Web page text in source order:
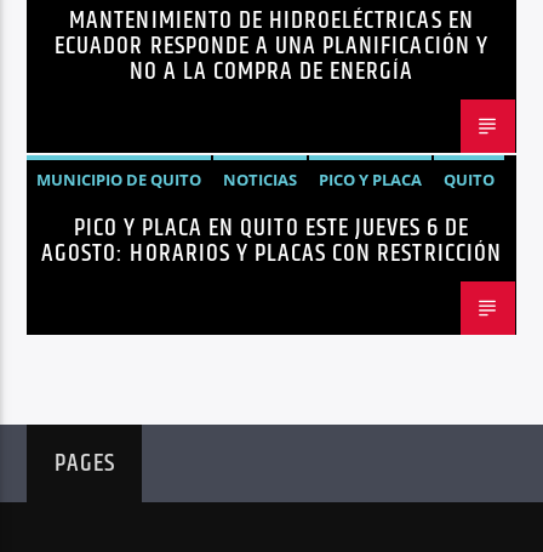
HIDROELÉCTRICAS
NOTICIAS
MANTENIMIENTO DE HIDROELÉCTRICAS EN
ECUADOR RESPONDE A UNA PLANIFICACIÓN Y
NO A LA COMPRA DE ENERGÍA
MUNICIPIO DE QUITO NOTICIAS PICO Y PLACA QUITO
PICO Y PLACA EN QUITO ESTE JUEVES 6 DE
AGOSTO: HORARIOS Y PLACAS CON RESTRICCIÓN
PAGES